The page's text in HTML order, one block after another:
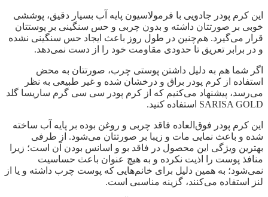
این کرم پودر جادویی با فرمولاسیون پایه آب بسیار دقیق، پوششی
خوبی بر صورتتان داشته و بدون چربی و حس سنگینی بر پوستتان
قرار می‌گیرد. هم‌چنین در طول روز باعث ایجاد حس سنگینی نشده
و در برابر تعریق تا حدودی مقاومت خود را از دست نمی‌دهد.
اگر شما هم به دلیل داشتن پوستی چرب، صورتتان به محض
استفاده از کرم پودر براق و درخشان شده و غیر طبیعی به نظر
می‌رسد، پیشنهاد می‌کنیم که از کرم پودر سی سی گرم ساریسا گلد
SARISA GOLD استفاده کنید.
این کرم پودر فوق‌العاده فاقد چربی و روغن بوده بر پایه آب ساخته‌
شده و باعث نمایی مات و زیبا بر صورتتان می‌شود. از طرفی
بهترین ویژگی این محصول در فاقد بو و اسانس بودن آن است؛ زیرا
منافذ پوست را اذیت نکرده و به هیچ عنوان باعث حساسیت
نمی‌شود؛ به همین دلیل برای خانم‌هایی که پوست چرب داشته و یا از
لنز استفاده می‌کنند، گزینه مناسبی است.